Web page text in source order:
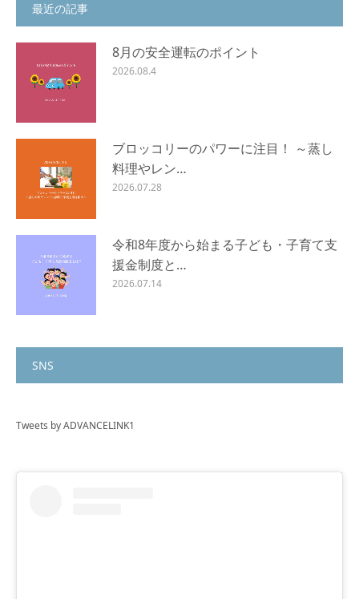
最近の記事
8月の安全運転のポイント
2026.08.4
ブロッコリーのパワーに注目！ ～蒸し
料理やレン…
2026.07.28
令和8年度から始まる子ども・子育て支
援金制度と…
2026.07.14
SNS
Tweets by ADVANCELINK1